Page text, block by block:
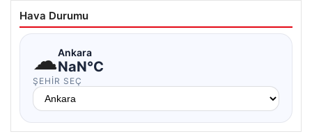
Hava Durumu
☁Ankara
NaN°C
ŞEHIR SEÇ